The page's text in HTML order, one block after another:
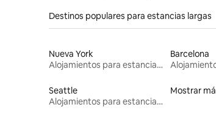
Destinos populares para estancias largas
Nueva York
Alojamientos para estancias largas
Barcelona
Seattle
Alojamientos para estancias largas
Mostrar